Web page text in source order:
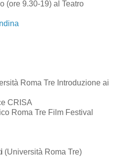
(ore 9.30-19) al Teatro
Roma Tre Introduzione ai
CRISA
Roma Tre Film Festival
(Università Roma Tre)